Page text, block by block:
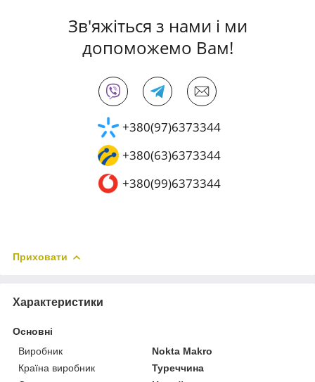
Зв'яжіться з нами і ми
допоможемо Вам!
+380(97)6373344
+380(63)6373344
+380(99)6373344
Приховати
Характеристики
Основні
Виробник
Nokta Makro
Країна виробник
Туреччина